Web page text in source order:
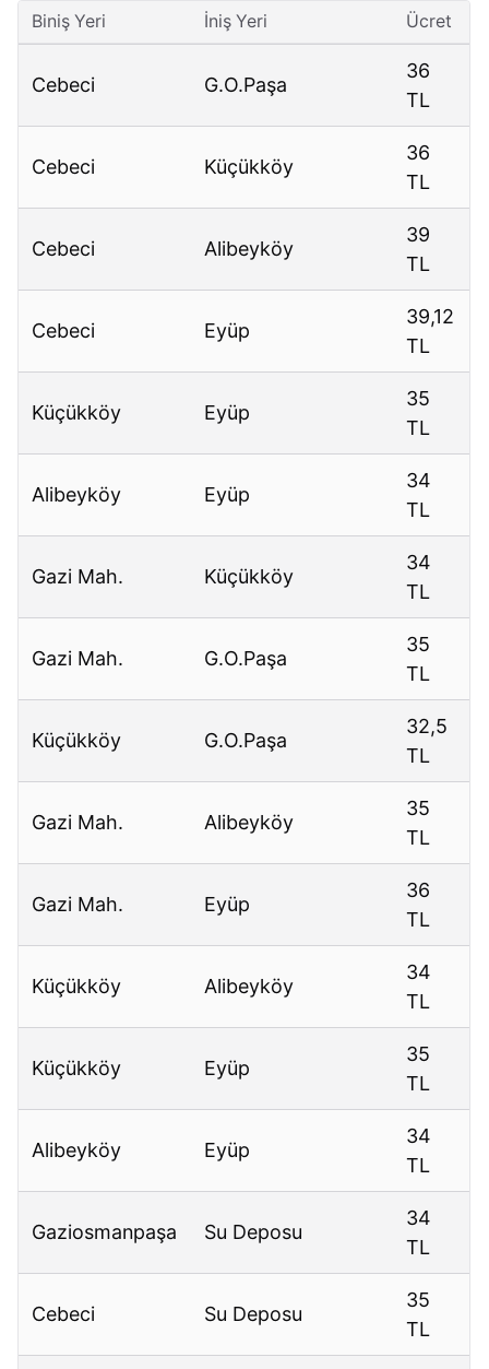
Biniş Yeri İniş Yeri Ücret
Cebeci G.O.Paşa
36
TL
Cebeci Küçükköy
36
TL
Cebeci Alibeyköy
39
TL
Cebeci Eyüp
39,12
TL
Küçükköy Eyüp
35
TL
Alibeyköy Eyüp
34
TL
Gazi Mah. Küçükköy
34
TL
Gazi Mah. G.O.Paşa
35
TL
Küçükköy G.O.Paşa
32,5
TL
Gazi Mah. Alibeyköy
35
TL
Gazi Mah. Eyüp
36
TL
Küçükköy Alibeyköy
34
TL
Küçükköy Eyüp
35
TL
Alibeyköy Eyüp
34
TL
Gaziosmanpaşa Su Deposu
34
TL
Cebeci Su Deposu
35
TL